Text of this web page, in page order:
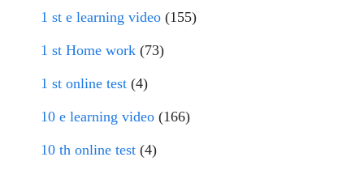
1 st e learning video (155)
1 st Home work (73)
1 st online test (4)
10 e learning video (166)
10 th online test (4)